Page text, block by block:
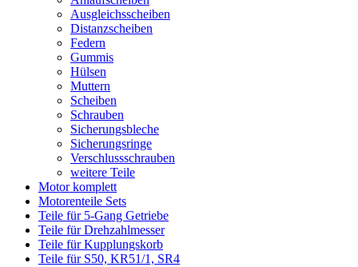
Ausgleichsscheiben
Distanzscheiben
Federn
Gummis
Hülsen
Muttern
Scheiben
Schrauben
Sicherungsbleche
Sicherungsringe
Verschlussschrauben
weitere Teile
Motor komplett
Motorenteile Sets
Teile für 5-Gang Getriebe
Teile für Drehzahlmesser
Teile für Kupplungskorb
Teile für S50, KR51/1, SR4